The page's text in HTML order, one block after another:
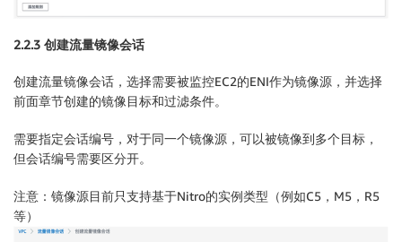
2.2.3 创建流量镜像会话
创建流量镜像会话，选择需要被监控EC2的ENI作为镜像源，并选择
前面章节创建的镜像目标和过滤条件。
需要指定会话编号，对于同一个镜像源，可以被镜像到多个目标，
但会话编号需要区分开。
注意：镜像源目前只支持基于Nitro的实例类型（例如C5，M5，R5
等）